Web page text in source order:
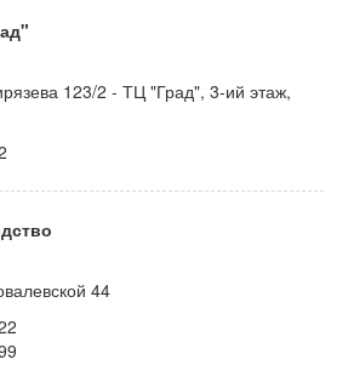
123/2 - ТЦ "Град", 3-ий этаж,
44